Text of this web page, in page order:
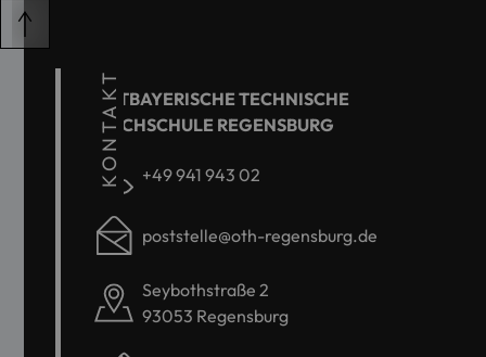
KONTAKT
OSTBAYERISCHE TECHNISCHE
HOCHSCHULE REGENSBURG
+49 941 943 02
poststelle@oth-regensburg.de
Seybothstraße 2
93053 Regensburg